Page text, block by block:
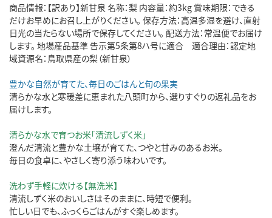
商品情報：【訳あり】新甘泉 名称：梨 内容量：約3kg 賞味期限：できる
だけお早めにお召し上がりください。 保存方法：高温多湿を避け、直射
日光の当たらない場所で保存してください。 配送方法：常温便でお届け
します。 地場産品基準 告示第5条第8ハ号に適合 適合理由：認定地
域資源名：鳥取県産の梨（新甘泉）
豊かな自然が育てた、毎日のごはんと旬の果実
清らかな水と寒暖差に恵まれた八頭町から、選りすぐりの返礼品をお
届けします。
清らかな水で育つお米「清流しずく米」
澄んだ清流と豊かな土壌が育てた、つやと甘みのあるお米。
毎日の食卓に、やさしく寄り添う味わいです。
洗わず手軽に炊ける【無洗米】
清流しずく米のおいしさはそのままに、時短で便利。
忙しい日でも、ふっくらごはんがすぐ楽しめます。